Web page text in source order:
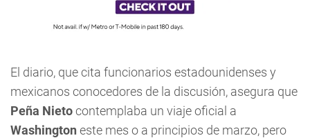
El diario, que cita funcionarios estadounidenses y
mexicanos conocedores de la discusión, asegura que
Peña Nietocontemplaba un viaje oficial a
Washington este mes o a principios de marzo, pero